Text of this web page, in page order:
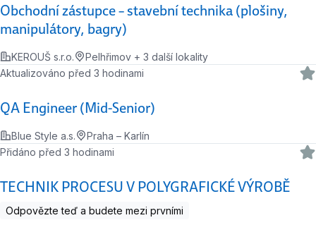
Obchodní zástupce – stavební technika (plošiny,
manipulátory, bagry)
KEROUŠ s.r.o. Pelhřimov + 3 další lokality
QA Engineer (Mid-Senior)
Aktualizováno před 3 hodinami
Blue Style a.s. Praha – Karlín
TECHNIK PROCESU V POLYGRAFICKÉ VÝROBĚ
Přidáno před 3 hodinami
Odpovězte teď a budete mezi prvními